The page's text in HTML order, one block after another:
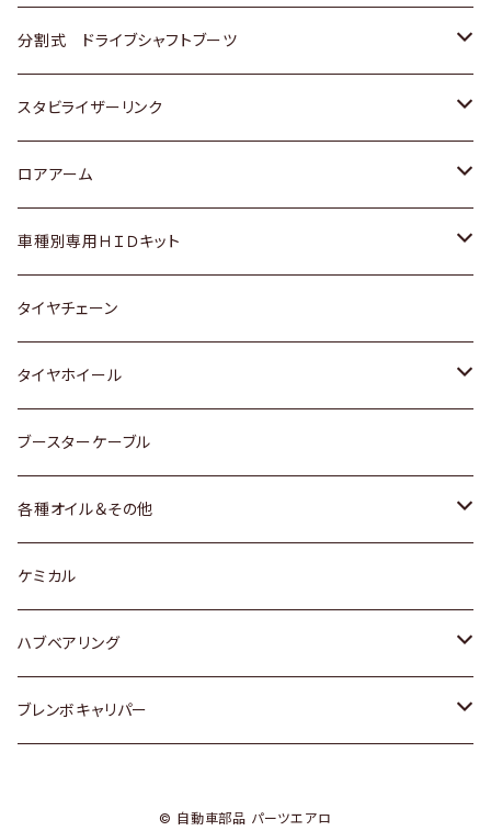
三菱
スバル
スバル
日産
いすゞ
ダイハツ
マツダ
三菱
スバル
レクサス
ホンダ
スズキ
日産
ダイハツ
マツダ
三菱
スバル
トヨタ
ホンダ
スズキ
日産
いすゞ
ダイハツ
マツダ
三菱
スバル
分割式 ドライブシャフトブーツ
トヨタ
ホンダ
スズキ
日産
ダイハツ
スバル
スタビライザーリンク
トヨタ
ホンダ
スズキ
日産
ダイハツ
マツダ
ロアアーム
ホンダ
スズキ
日産
ダイハツ
マツダ
スバル
車種別専用ＨＩＤキット
トヨタ
マツダ
タイヤチェーン
タイヤホイール
トヨタ
ホンダ
スズキ
日産
ダイハツ
ブースターケーブル
各種オイル＆その他
ディーデル洗浄添加剤
ケミカル
ハブベアリング
トヨタ
ブレンボキャリパー
© 自動車部品 パーツエアロ